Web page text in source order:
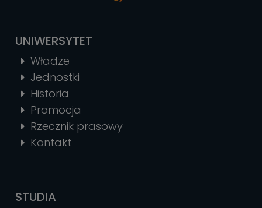
UNIWERSYTET
Władze
Jednostki
Historia
Promocja
Rzecznik prasowy
Kontakt
STUDIA